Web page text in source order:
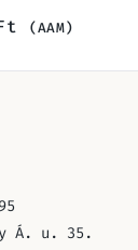
(AAM)
Á. u. 35.